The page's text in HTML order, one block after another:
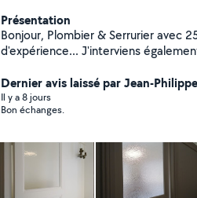
Présentation
Bonjour, Plombier & Serrurier avec 25 années
d'expérience... J'interviens
rapide... Je me ferai un plaisir de vous rendre service
mes chers voisins.... Si vous me contactez directement,
merci de me laisser vos
Dernier avis laissé par Jean-
Il y a 8 jours
Bon échanges.